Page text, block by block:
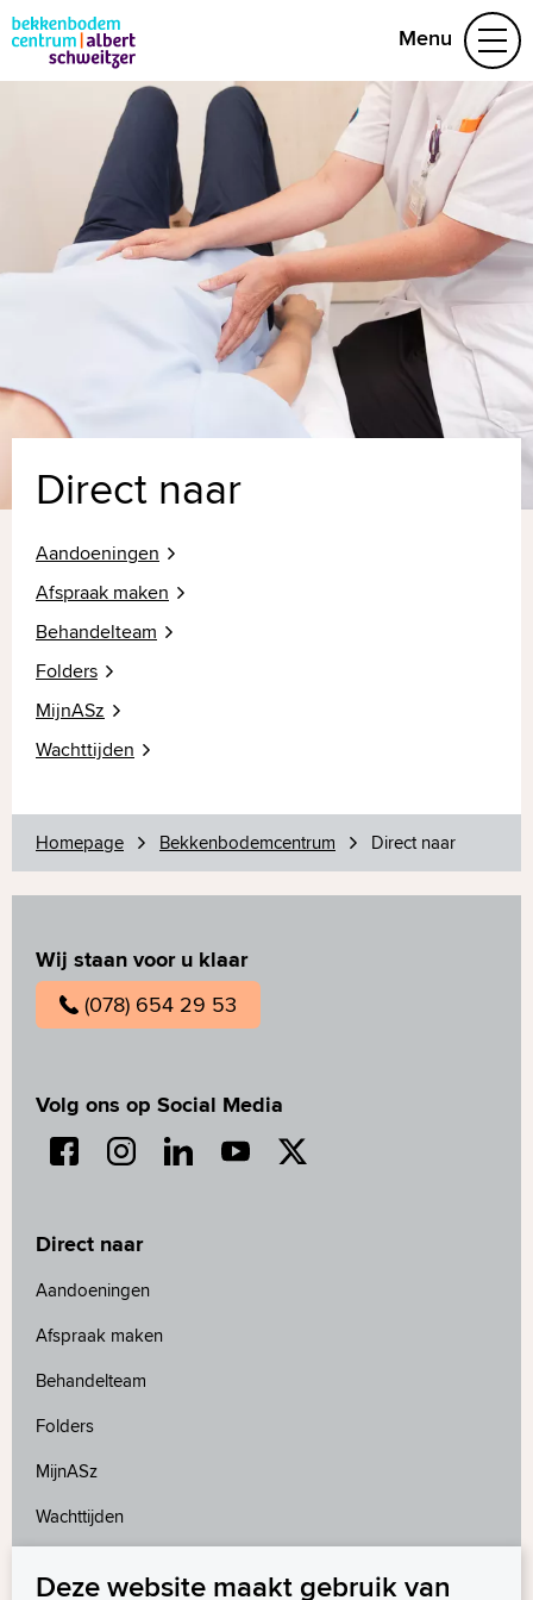
Menu
Aandoeningen
Behandelteam
Folders
Vragen
Afspraak maken
(078) 654 29 53
Naar home asz.nl
MijnASz
Direct naar
Aandoeningen
Afspraak maken
Behandelteam
Folders
MijnASz
Wachttijden
Homepage Bekkenbodemcentrum Direct naar
Wij staan voor u klaar
(078) 654 29 53
Volg ons op Social Media
Direct naar
Aandoeningen
Afspraak maken
Behandelteam
Folders
MijnASz
Wachttijden
Deze website maakt gebruik van